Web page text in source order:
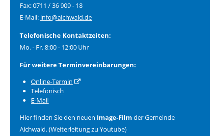
Fax: 0711 / 36 909 - 18
E-Mail: info@aichwald.de
Telefonische Kontaktzeiten:
Mo. - Fr. 8:00 - 12:00 Uhr
Für weitere Terminvereinbarungen:
Online-Termin
Telefonisch
E-Mail
Hier finden Sie den neuen Image-Film der Gemeinde
Aichwald. (Weiterleitung zu Youtube)